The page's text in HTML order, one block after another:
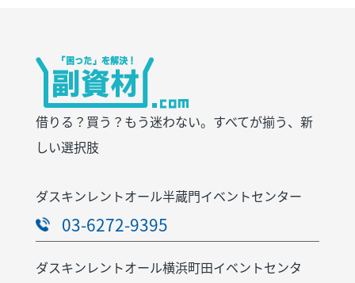
借りる？買う？もう迷わない。すべてが揃う、新
しい選択肢
ダスキンレントオール半蔵門イベントセンター
03-6272-9395
ダスキンレントオール横浜町田イベントセンタ